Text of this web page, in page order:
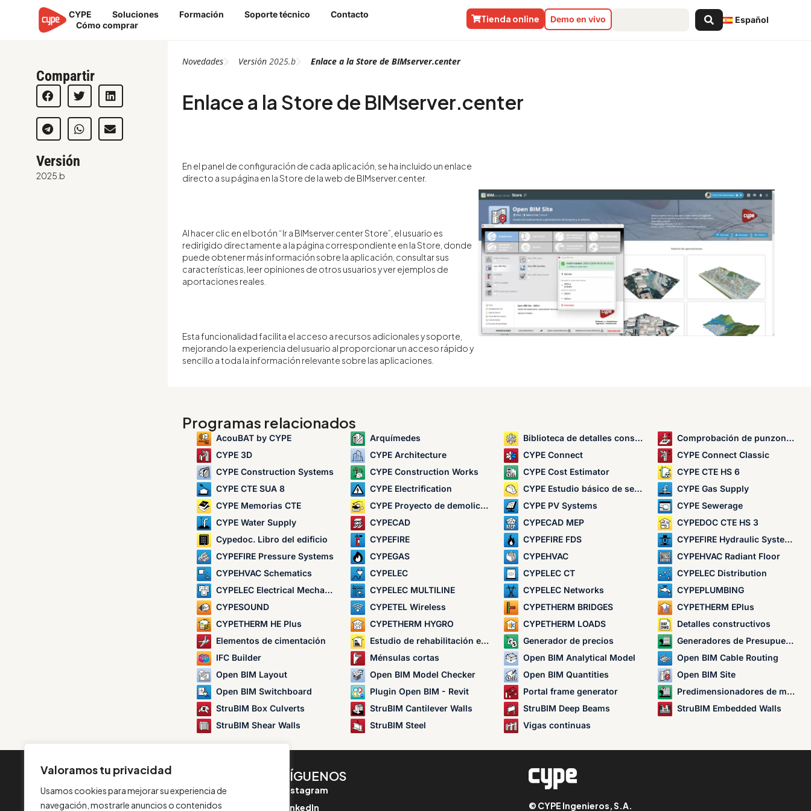
Valoramos tu privacidad
Usamos cookies para mejorar su experiencia de
navegación, mostrarle anuncios o contenidos
contenido
CYPE Soluciones Formación Soporte técnico
Contacto
Cómo comprar
Español
Search
...
Demo en vivo
Tienda online
Compartir
Versión
2025.b
Novedades Versión2025.b Enlace a la Store de BIMserver.center
Enlace a la Store de BIMserver.center
En el panel de configuración de cada aplicación, se ha incluido un enlace
directo a su página en la Store de la web de BIMserver.center.
Al hacer clic en el botón “Ir a BIMserver.center Store”, el usuario es
redirigido directamente a la página correspondiente en la Store, donde
puede obtener más información sobre la aplicación, consultar sus
características, leer opiniones de otros usuarios y ver ejemplos de
aportaciones reales.
Esta funcionalidad facilita el acceso a recursos adicionales y soporte,
mejorando la experiencia del usuario al proporcionar un acceso rápido y
sencillo a toda la información relevante sobre las aplicaciones.
Programas relacionados
AcouBAT by CYPE Arquímedes Biblioteca de detalles constructivos para estructuras
Comprobación de punzonamiento
CYPE 3D
CYPE Architecture CYPE Connect
CYPE Connect Classic
CYPE Construction Systems
CYPE Construction Works CYPE Cost Estimator
CYPE CTE HS 6
CYPE CTE SUA 8
CYPE Electrification CYPE Estudio básico de seguridad y salud
CYPE Gas Supply
CYPE Memorias CTE
CYPE Proyecto de demolición CYPE PV Systems
CYPE Sewerage
CYPE Water Supply
CYPECAD CYPECAD MEP
CYPEDOC CTE HS 3
Cypedoc. Libro del edificio
CYPEFIRE CYPEFIRE FDS
CYPEFIRE Hydraulic Systems
CYPEFIRE Pressure Systems
CYPEGAS CYPEHVAC
CYPEHVAC Radiant Floor
CYPEHVAC Schematics
CYPELEC CYPELEC CT
CYPELEC Distribution
CYPELEC Electrical Mechanisms
CYPELEC MULTILINE CYPELEC Networks
CYPEPLUMBING
CYPESOUND
CYPETEL Wireless CYPETHERM BRIDGES
CYPETHERM EPlus
CYPETHERM HE Plus
CYPETHERM HYGRO CYPETHERM LOADS
Detalles constructivos
Elementos de cimentación
Estudio de rehabilitación energética de edificios Generador de precios
Generadores de Presupuestos
IFC Builder
Ménsulas cortas Open BIM Analytical Model
Open BIM Cable Routing
Open BIM Layout
Open BIM Model Checker Open BIM Quantities
Open BIM Site
Open BIM Switchboard
Plugin Open BIM - Revit Portal frame generator
Predimensionadores de mediciones y presupuestos
StruBIM Box Culverts
StruBIM Cantilever Walls StruBIM Deep Beams
StruBIM Embedded Walls
StruBIM Shear Walls
StruBIM Steel Vigas continuas
INFORMACIÓN
Contacta con nosotros
SÍGUENOS
Instagram
LinkedIn
© CYPE Ingenieros, S.A.